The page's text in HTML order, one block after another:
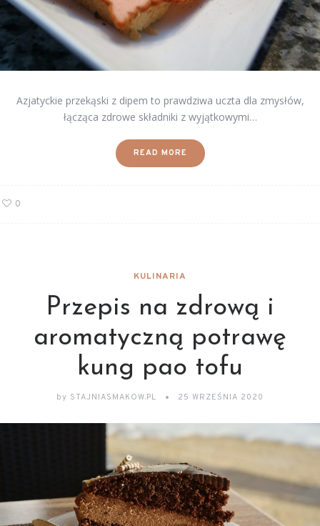
Azjatyckie przekąski z dipem to prawdziwa uczta dla zmysłów,
łącząca zdrowe składniki z wyjątkowymi…
READ MORE
0
KULINARIA
Przepis na zdrową i
aromatyczną potrawę
kung pao tofu
by STAJNIASMAKOW.PL 25 WRZEŚNIA 2020